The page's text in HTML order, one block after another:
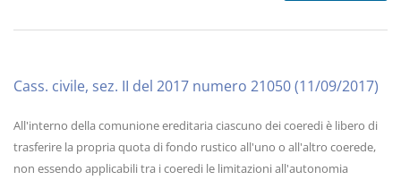
Cass. civile, sez. II del 2017 numero 21050 (11/09/2017)
All'interno della comunione ereditaria ciascuno dei coeredi è libero di
trasferire la propria quota di fondo rustico all'uno o all'altro coerede,
non essendo applicabili tra i coeredi le limitazioni all'autonomia